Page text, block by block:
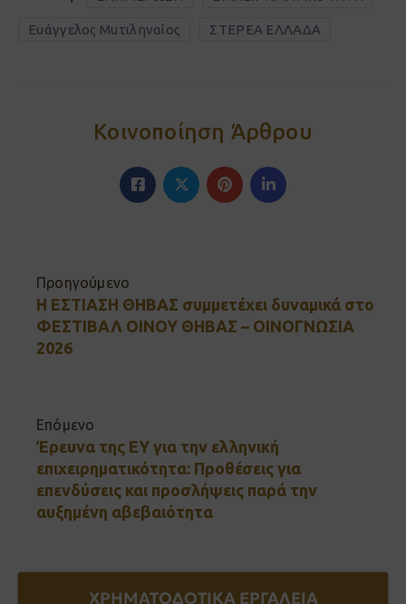
Ευάγγελος Μυτιληναίος ΣΤΕΡΕΑ ΕΛΛΑΔΑ
Κοινοποίηση Άρθρου
Προηγούμενο
Η ΕΣΤΙΑΣΗ ΘΗΒΑΣ συμμετέχει δυναμικά στο
ΦΕΣΤΙΒΑΛ ΟΙΝΟΥ ΘΗΒΑΣ – ΟΙΝΟΓΝΩΣΙΑ
2026
Επόμενο
Έρευνα της EY για την ελληνική
επιχειρηματικότητα: Προθέσεις για
επενδύσεις και προσλήψεις παρά την
αυξημένη αβεβαιότητα
ΧΡΗΜΑΤΟΔΟΤΙΚΑ ΕΡΓΑΛΕΙΑ